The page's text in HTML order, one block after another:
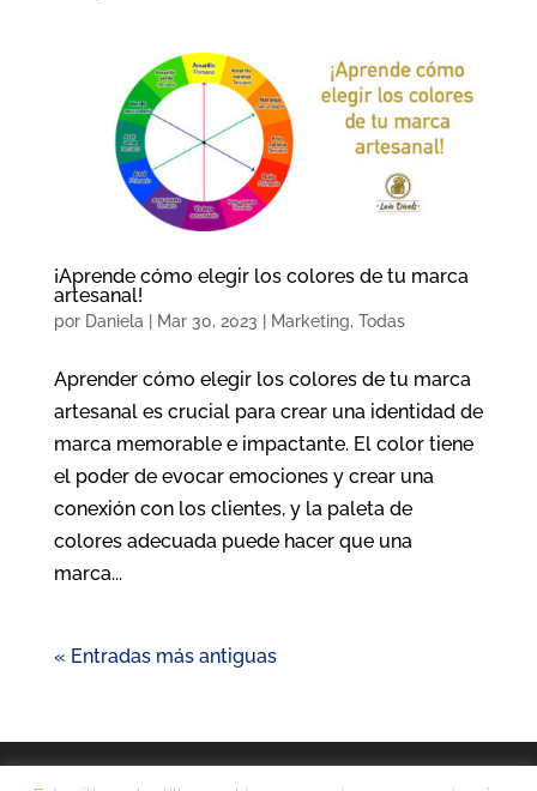
¡Aprende cómo elegir los colores de tu marca
artesanal!
por Daniela Mar 30, 2023 Marketing, Todas
Aprender cómo elegir los colores de tu marca
artesanal es crucial para crear una identidad de
marca memorable e impactante. El color tiene
el poder de evocar emociones y crear una
conexión con los clientes, y la paleta de
colores adecuada puede hacer que una
marca...
« Entradas más antiguas